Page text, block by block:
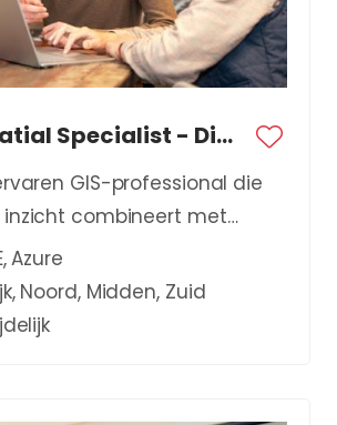
Senior Spatial Specialist - Digital Twin
GIS-professional die
combineert met
Azure
Noord, Midden, Zuid